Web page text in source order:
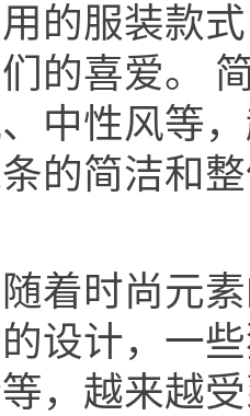
的服装款
的喜爱。
中性风等
的简洁和
着时尚元
设计，一
，越来越